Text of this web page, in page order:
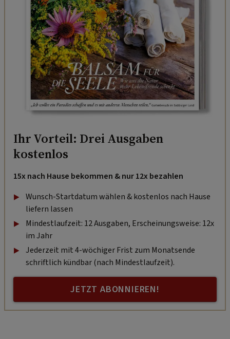
Ihr Vorteil: Drei Ausgaben
kostenlos
15x nach Hause bekommen & nur 12x bezahlen
Wunsch-Startdatum wählen & kostenlos nach Hause
liefern lassen
Mindestlaufzeit: 12 Ausgaben, Erscheinungsweise: 12x
im Jahr
Jederzeit mit 4-wöchiger Frist zum Monatsende
schriftlich kündbar (nach Mindestlaufzeit).
JETZT ABONNIEREN!